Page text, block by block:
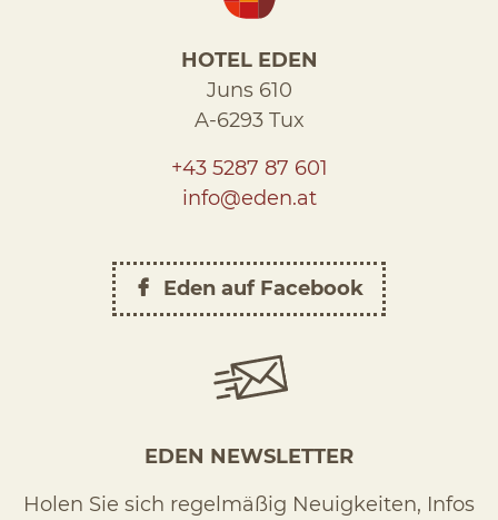
HOTEL EDEN
Juns 610
A-6293 Tux
+43 5287 87 601
info@eden.at
Eden auf Facebook
EDEN NEWSLETTER
Holen Sie sich regelmäßig Neuigkeiten, Infos